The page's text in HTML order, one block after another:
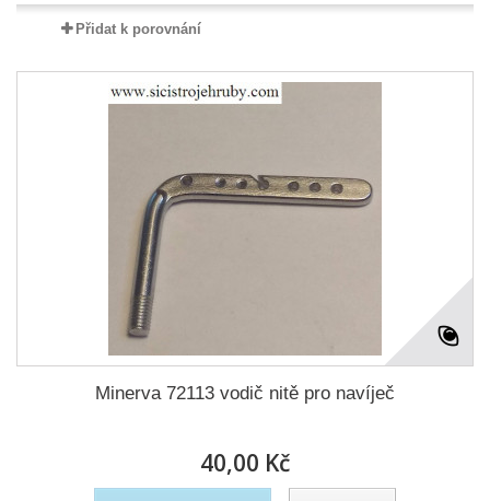
Přidat k porovnání
Minerva 72113 vodič nitě pro navíječ
40,00 Kč